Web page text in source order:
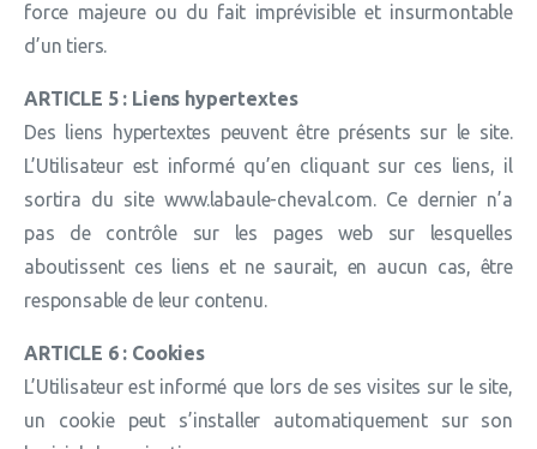
force majeure ou du fait imprévisible et insurmontable
d’un tiers.
ARTICLE 5 : Liens hypertextes
Des liens hypertextes peuvent être présents sur le site.
L’Utilisateur est informé qu’en cliquant sur ces liens, il
sortira du site www.labaule-cheval.com. Ce dernier n’a
pas de contrôle sur les pages web sur lesquelles
aboutissent ces liens et ne saurait, en aucun cas, être
responsable de leur contenu.
ARTICLE 6 : Cookies
L’Utilisateur est informé que lors de ses visites sur le site,
un cookie peut s’installer automatiquement sur son